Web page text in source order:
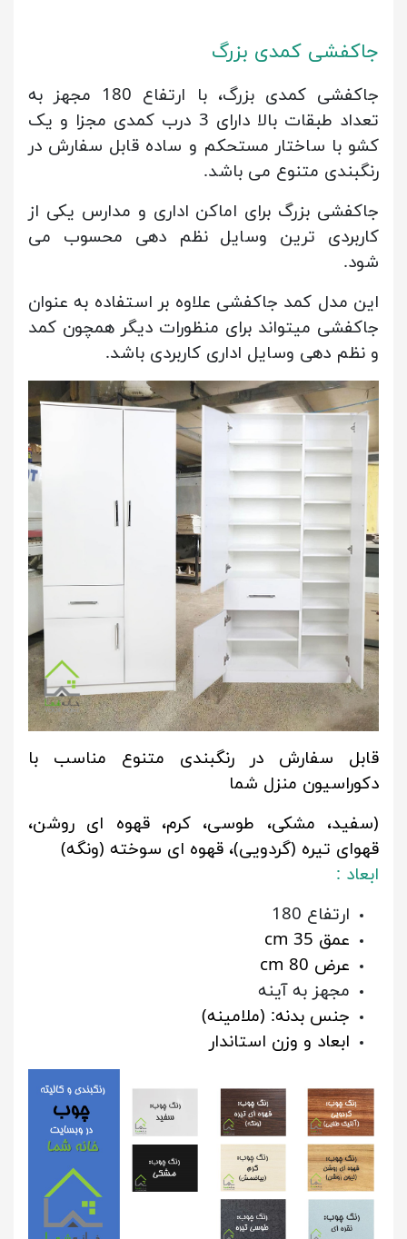
جاکفشی کمدی بزرگ
جاکفشی کمدی بزرگ، با ارتفاع 180 مجهز به
تعداد طبقات بالا دارای 3 درب کمدی مجزا و یک
کشو با ساختار مستحکم و ساده قابل سفارش در
رنگبندی متنوع می باشد.
جاکفشی بزرگ برای اماکن اداری و مدارس یکی از
کاربردی ترین وسایل نظم دهی محسوب می
شود.
این مدل کمد جاکفشی علاوه بر استفاده به عنوان
جاکفشی میتواند برای منظورات دیگر همچون کمد
و نظم دهی وسایل اداری کاربردی باشد.
قابل سفارش در رنگبندی متنوع مناسب با
دکوراسیون منزل شما
(سفید، مشکی، طوسی، کرم، قهوه ای روشن،
قهوای تیره (گردویی)، قهوه ای سوخته (ونگه)
ابعاد :
ارتفاع 180
عمق 35 cm
عرض 80 cm
مجهز به آینه
جنس بدنه: (ملامینه)
ابعاد و وزن استاندار